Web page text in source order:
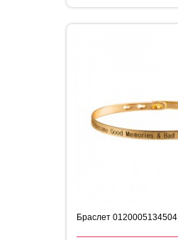
Браслет 0120005134504